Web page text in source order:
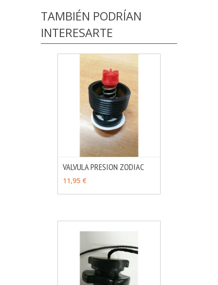
TAMBIÉN PODRÍAN
INTERESARTE
VALVULA PRESION ZODIAC
11,95 €